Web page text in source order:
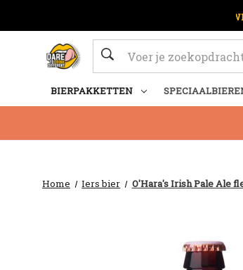
OP
Zoeken
BIERPAKKETTEN
Home Iers bier O'Hara's Irish Pale Ale